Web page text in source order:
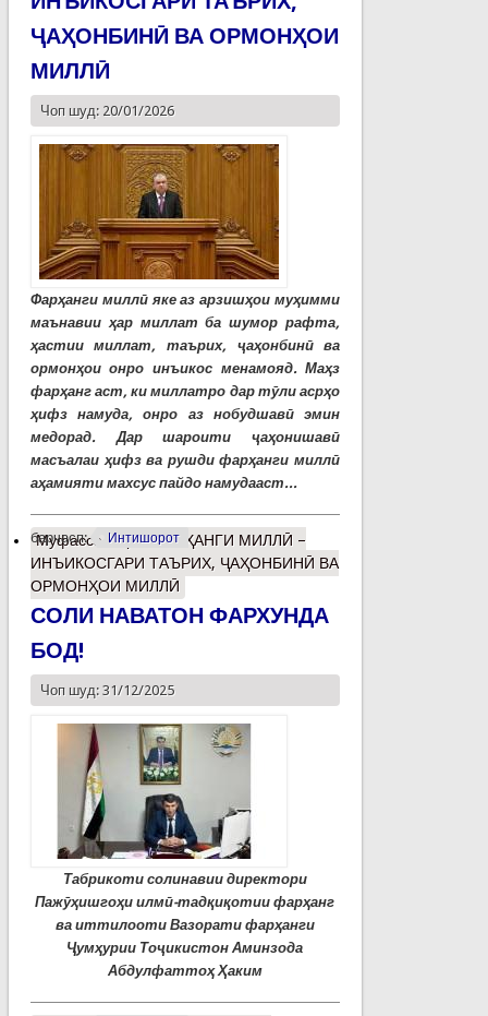
ҶАҲОНБИНӢ ВА ОРМОНҲОИ
МИЛЛӢ
Чоп шуд: 20/01/2026
Фарҳанги миллӣ яке аз арзишҳои муҳимми
маънавии ҳар миллат ба шумор рафта,
ҳастии миллат, таърих, ҷаҳонбинӣ ва
ормонҳои онро инъикос менамояд. Маҳз
фарҳанг аст, ки миллатро дар тӯли асрҳо
ҳифз намуда, онро аз нобудшавӣ эмин
медорад. Дар шароити ҷаҳонишавӣ
масъалаи ҳифз ва рушди фарҳанги миллӣ
аҳамияти махсус пайдо намудааст...
барчасп: Интишорот
Муфассалтаро ФАРҲАНГИ МИЛЛӢ –
ИНЪИКОСГАРИ ТАЪРИХ, ҶАҲОНБИНӢ ВА
ОРМОНҲОИ МИЛЛӢ
СОЛИ НАВАТОН ФАРХУНДА
БОД!
Чоп шуд: 31/12/2025
Табрикоти солинавии директори
Пажӯҳишгоҳи илмӣ-тадқиқотии фарҳанг
ва иттилооти Вазорати фарҳанги
Ҷумҳурии Тоҷикистон Аминзода
Абдулфаттоҳ Ҳаким